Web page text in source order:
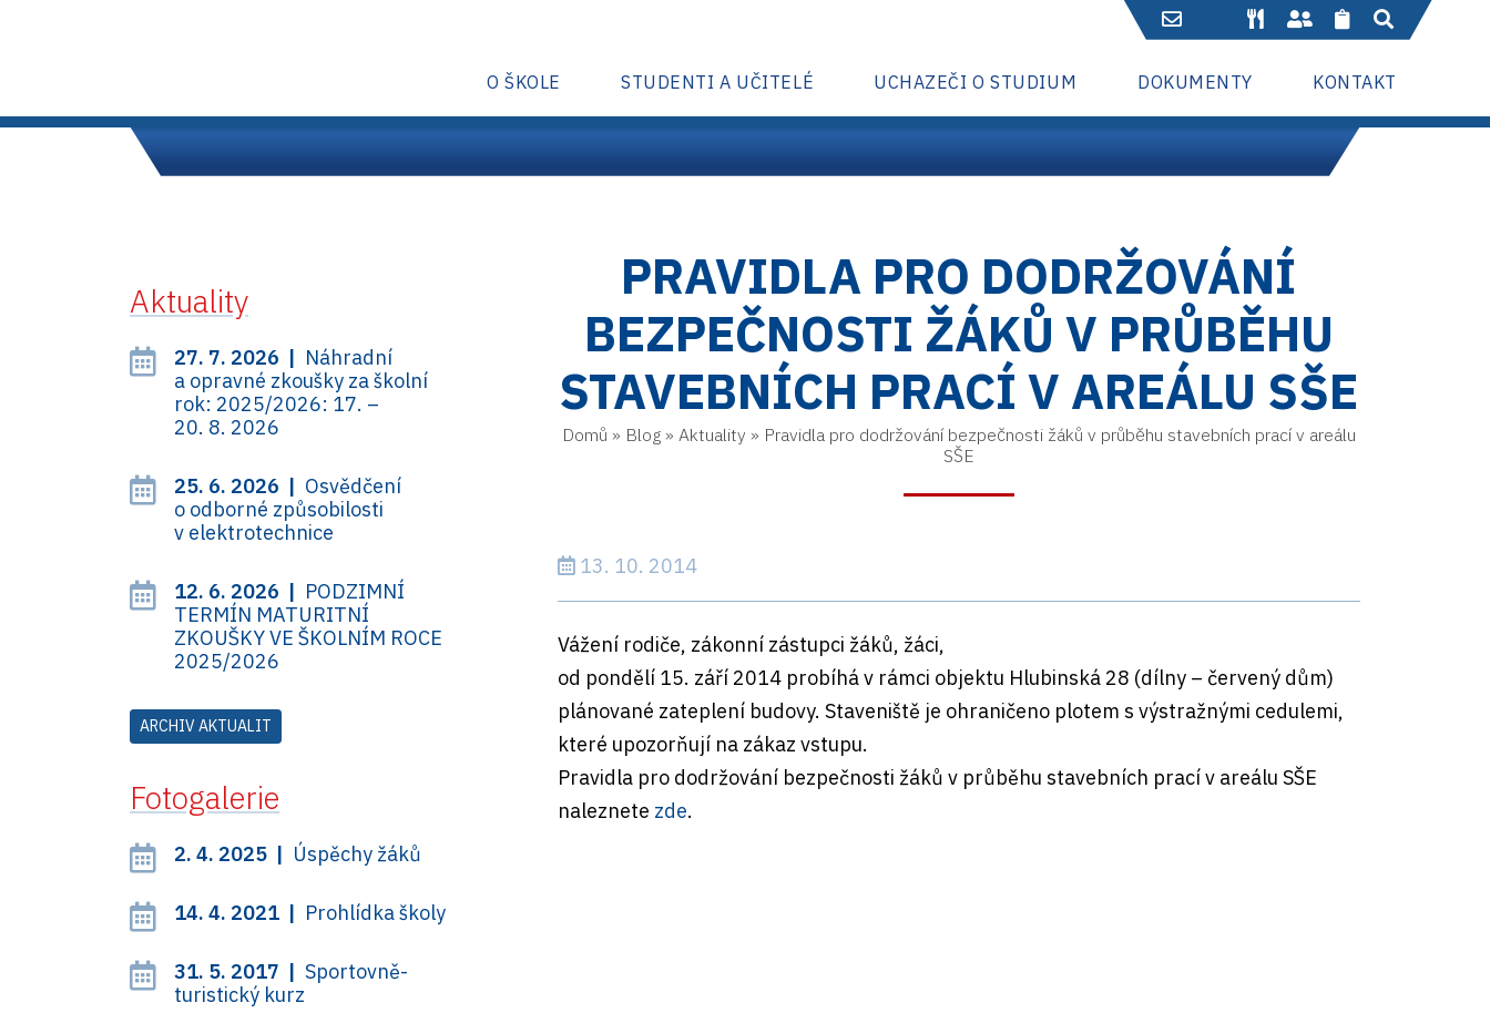
O ŠKOLE STUDENTI A UČITELÉ UCHAZEČI O STUDIUM DOKUMENTY KONTAKT
PRAVIDLA PRO DODRŽOVÁNÍ
BEZPEČNOSTI ŽÁKŮ V PRŮBĚHU
STAVEBNÍCH PRACÍ V AREÁLU SŠE
Domů » Blog» Aktuality » Pravidla pro dodržování bezpečnosti žáků v průběhu stavebních prací v areálu
SŠE
13. 10. 2014
Vážení rodiče, zákonní zástupci žáků, žáci,
od pondělí 15. září 2014 probíhá v rámci objektu Hlubinská 28 (dílny – červený dům)
plánované zateplení budovy. Staveniště je ohraničeno plotem s výstražnými cedulemi,
které upozorňují na zákaz vstupu.
Pravidla pro dodržování bezpečnosti žáků v průběhu stavebních prací v areálu SŠE
naleznete zde.
Aktuality
27. 7. 2026 | Náhradní
a opravné zkoušky za školní
rok: 2025/2026: 17. –
20. 8. 2026
25. 6. 2026 | Osvědčení
o odborné způsobilosti
v elektrotechnice
12. 6. 2026 | PODZIMNÍ
TERMÍN MATURITNÍ
ZKOUŠKY VE ŠKOLNÍM ROCE
2025/2026
ARCHIV AKTUALIT
Fotogalerie
2. 4. 2025 | Úspěchy žáků
14. 4. 2021 | Prohlídka školy
31. 5. 2017 |Sportovně-
turistický kurz